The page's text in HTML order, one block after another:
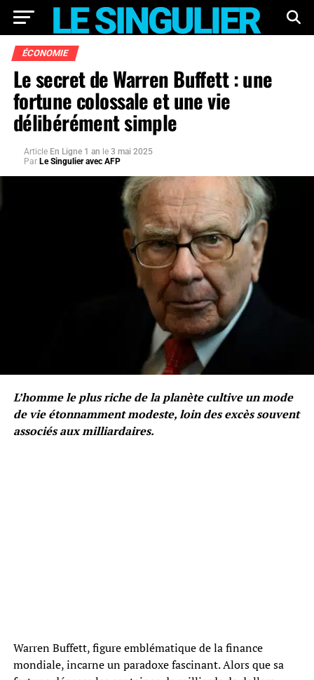
ÉCONOMIE
Le secret de Warren Buffett : une
fortune colossale et une vie
délibérément simple
Article En Ligne 1 an le 3 mai 2025
Par Le Singulier avec AFP
L’homme le plus riche de la planète cultive un mode
de vie étonnamment modeste, loin des excès souvent
associés aux milliardaires.
Warren Buffett, figure emblématique de la finance
mondiale, incarne un paradoxe fascinant. Alors que sa